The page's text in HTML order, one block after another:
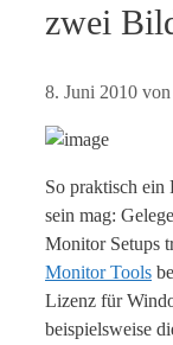
zwei
8. Juni 2010 von
So praktisch
sein mag:
Monitor Setups
Monitor Tools
Lizenz für
beispielsweise